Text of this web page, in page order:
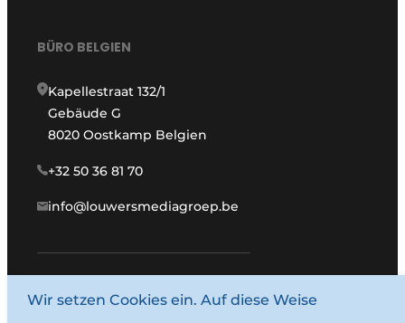
BÜRO BELGIEN
Kapellestraat 132/1
Gebäude G
8020 Oostkamp Belgien
+32 50 36 81 70
info@louwersmediagroep.be
www.louwersmediagroep.com
Wir setzen Cookies ein. Auf diese Weise